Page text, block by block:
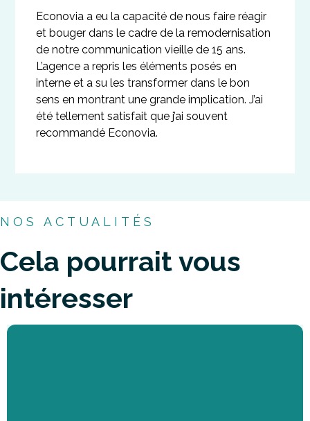
Econovia a eu la capacité de nous faire réagir
et bouger dans le cadre de la remodernisation
de notre communication vieille de 15 ans.
L’agence a repris les éléments posés en
interne et a su les transformer dans le bon
sens en montrant une grande implication. J’ai
été tellement satisfait que j’ai souvent
recommandé Econovia.
NOS ACTUALITÉS
Cela pourrait vous
intéresser